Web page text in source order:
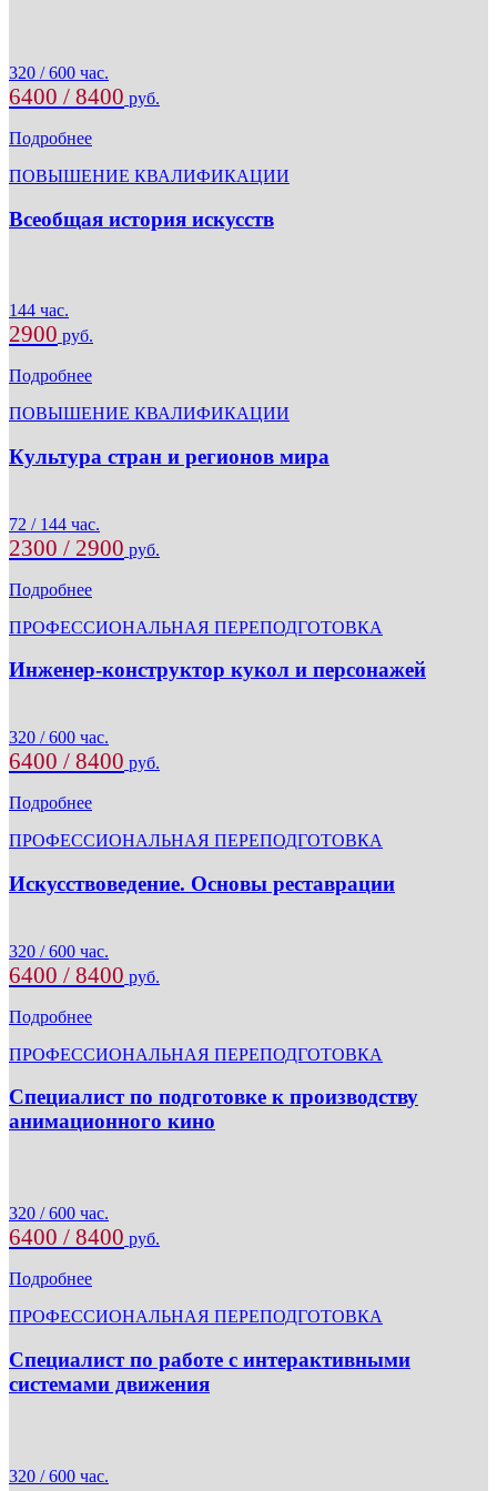
320 / 600 час.
6400 / 8400 руб.
Подробнее
ПОВЫШЕНИЕ КВАЛИФИКАЦИИ
Всеобщая история искусств
144 час.
2900 руб.
Подробнее
ПОВЫШЕНИЕ КВАЛИФИКАЦИИ
Культура стран и регионов мира
72 / 144 час.
2300 / 2900 руб.
Подробнее
ПРОФЕССИОНАЛЬНАЯ ПЕРЕПОДГОТОВКА
Инженер-конструктор кукол и персонажей
320 / 600 час.
6400 / 8400 руб.
Подробнее
ПРОФЕССИОНАЛЬНАЯ ПЕРЕПОДГОТОВКА
Искусствоведение. Основы реставрации
320 / 600 час.
6400 / 8400 руб.
Подробнее
ПРОФЕССИОНАЛЬНАЯ ПЕРЕПОДГОТОВКА
Специалист по подготовке к производству
анимационного кино
320 / 600 час.
6400 / 8400 руб.
Подробнее
ПРОФЕССИОНАЛЬНАЯ ПЕРЕПОДГОТОВКА
Специалист по работе с интерактивными
системами движения
320 / 600 час.